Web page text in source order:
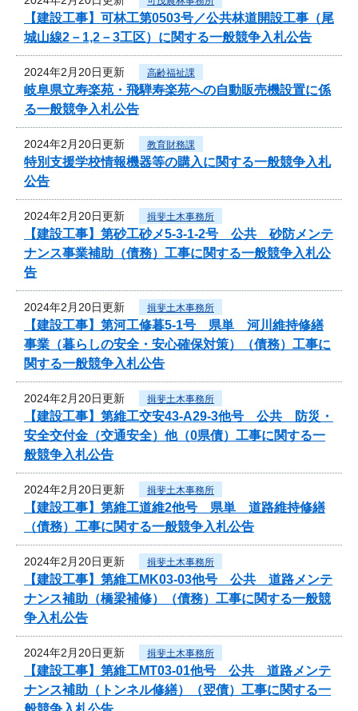
【建設工事】可林工第0503号／公共林道開設工事（尾
城山線2－1,2－3工区）に関する一般競争入札公告
2024年2月20日更新 高齢福祉課
岐阜県立寿楽苑・飛騨寿楽苑への自動販売機設置に係
る一般競争入札公告
2024年2月20日更新 教育財務課
特別支援学校情報機器等の購入に関する一般競争入札
公告
2024年2月20日更新 揖斐土木事務所
【建設工事】第砂工砂メ5-3-1-2号 公共 砂防メンテ
ナンス事業補助（債務）工事に関する一般競争入札公
告
2024年2月20日更新 揖斐土木事務所
【建設工事】第河工修暮5-1号 県単 河川維持修繕
事業（暮らしの安全・安心確保対策）（債務）工事に
関する一般競争入札公告
2024年2月20日更新 揖斐土木事務所
【建設工事】第維工交安43-A29-3他号 公共 防災・
安全交付金（交通安全）他（0県債）工事に関する一
般競争入札公告
2024年2月20日更新 揖斐土木事務所
【建設工事】第維工道維2他号 県単 道路維持修繕
（債務）工事に関する一般競争入札公告
2024年2月20日更新 揖斐土木事務所
【建設工事】第維工MK03-03他号 公共 道路メンテ
ナンス補助（橋梁補修）（債務）工事に関する一般競
争入札公告
2024年2月20日更新 揖斐土木事務所
【建設工事】第維工MT03-01他号 公共 道路メンテ
ナンス補助（トンネル修繕）（翌債）工事に関する一